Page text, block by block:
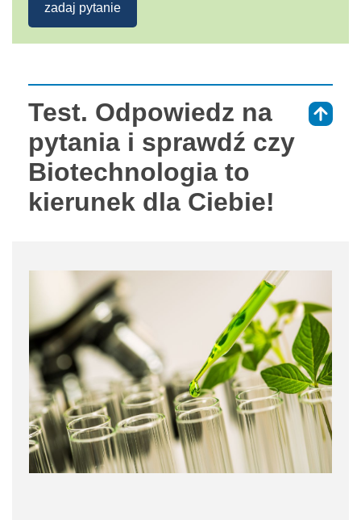
zadaj pytanie
Test. Odpowiedz na
pytania i sprawdź czy
Biotechnologia to
kierunek dla Ciebie!